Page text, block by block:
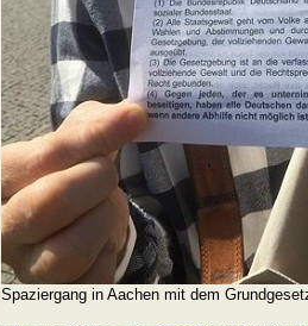
Spaziergang in Aachen mit dem